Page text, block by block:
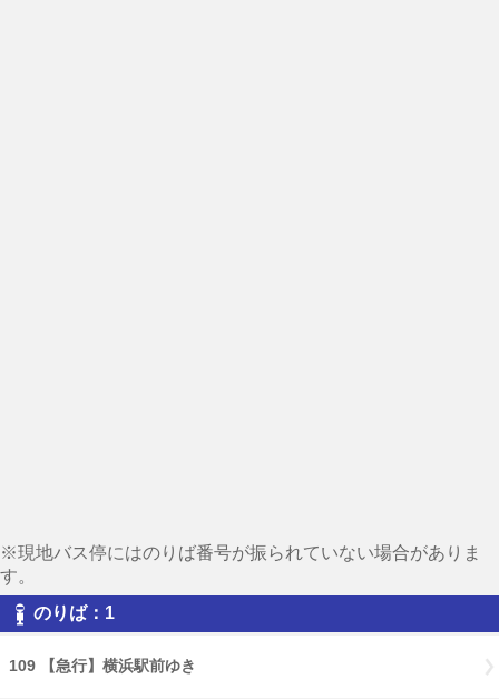
※現地バス停にはのりば番号が振られていない場合がありま
す。
のりば：1
109 【急行】横浜駅前ゆき